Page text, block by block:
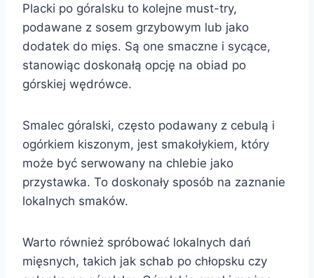
Placki po góralsku to kolejne must-try,
podawane z sosem grzybowym lub jako
dodatek do mięs. Są one smaczne i sycące,
stanowiąc doskonałą opcję na obiad po
górskiej wędrówce.
Smalec góralski, często podawany z cebulą i
ogórkiem kiszonym, jest smakołykiem, który
może być serwowany na chlebie jako
przystawka. To doskonały sposób na zaznanie
lokalnych smaków.
Warto również spróbować lokalnych dań
mięsnych, takich jak schab po chłopsku czy